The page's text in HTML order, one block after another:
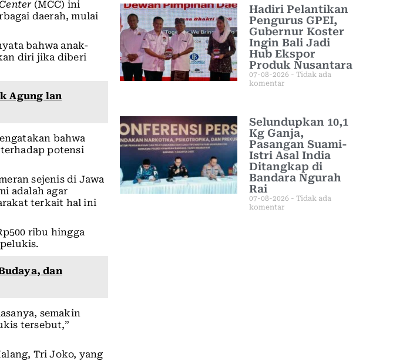
(MCC) ini
daerah, mulai
bahwa anak-
diri jika diberi
Agung lan
bahwa
potensi
sejenis di Jawa
adalah agar
terkait hal ini
ribu hingga
dan
semakin
tersebut,”
Tri Joko, yang
Hadiri Pelantikan
Pengurus GPEI,
Gubernur Koster
Ingin Bali Jadi
Hub Ekspor
Produk Nusantara
07-08-2026
Tidak ada
komentar
Selundupkan 10,1
Kg Ganja,
Pasangan Suami-
Istri Asal India
Ditangkap di
Bandara Ngurah
Rai
07-08-2026
Tidak ada
komentar